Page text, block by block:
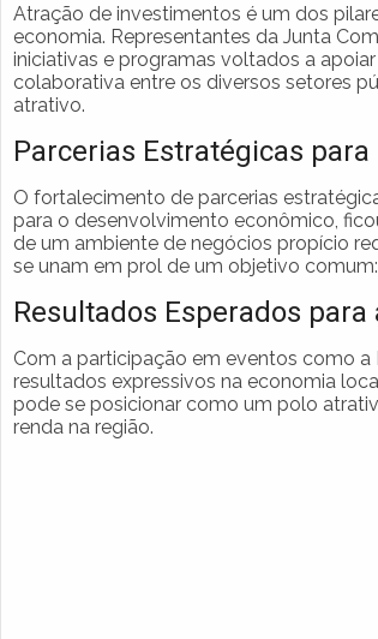
Atração de investimentos é um dos
economia. Representantes da Junta
iniciativas e programas voltados a
colaborativa entre os diversos setores
atrativo.
Parcerias Estratégicas
O fortalecimento de parcerias
para o desenvolvimento econômico,
de um ambiente de negócios propício
se unam em prol de um objetivo
Resultados Esperados para
Com a participação em eventos como a
resultados expressivos na economia
pode se posicionar como um polo
renda na região.